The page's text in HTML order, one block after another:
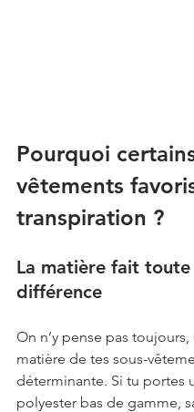
Pourquoi
vêtements
transpiration ?
La matière fait toute
différence
On n’y pense pas toujours,
matière de tes sous-
déterminante. Si tu portes
polyester bas de gamme,